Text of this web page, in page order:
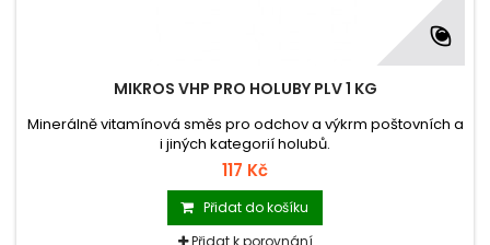
MIKROS VHP PRO HOLUBY PLV 1 KG
Minerálně vitamínová směs pro odchov a výkrm poštovních a
i jiných kategorií holubů.
117 Kč
Přidat do košíku